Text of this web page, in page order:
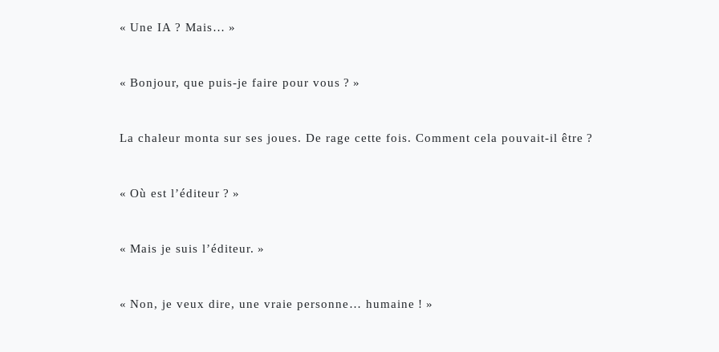
« Une IA ? Mais… »
« Bonjour, que puis-je faire pour vous ? »
La chaleur monta sur ses joues. De rage cette fois. Comment cela pouvait-il être ?
« Où est l’éditeur ? »
« Mais je suis l’éditeur. »
« Non, je veux dire, une vraie personne… humaine ! »